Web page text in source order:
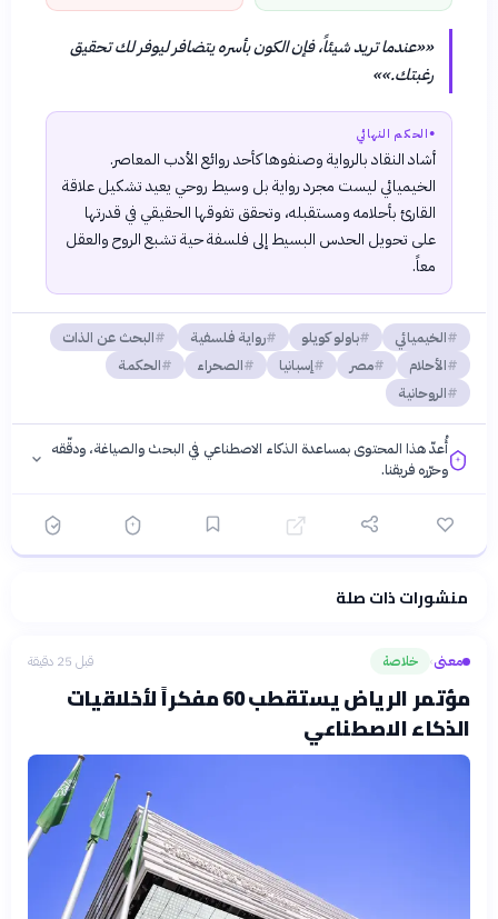
««عندما تريد شيئاً، فإن الكون بأسره يتضافر ليوفر لك تحقيق
رغبتك.»»
● الحكم النهائي
أشاد النقاد بالرواية وصنفوها كأحد روائع الأدب المعاصر.
الخيميائي ليست مجرد رواية بل وسيط روحي يعيد تشكيل علاقة
القارئ بأحلامه ومستقبله، وتحقق تفوقها الحقيقي في قدرتها
على تحويل الحدس البسيط إلى فلسفة حية تشبع الروح والعقل
معاً.
الخيميائي باولو كويلو رواية فلسفية
البحث عن الذات
الأحلام
مصر إسبانيا الصحراء
الحكمة
الروحانية
أُعدّ هذا المحتوى بمساعدة الذكاء الاصطناعي في البحث والصياغة، ودقّقه
وحرّره فريقنا.
فلسفتنا المعرفية· سياسة الذكاء الاصطناعيمنشورات ذات صلة
معنى› خلاصة قبل 25 دقيقة
مؤتمر الرياض يستقطب 60 مفكراً لأخلاقيات
الذكاء الاصطناعي